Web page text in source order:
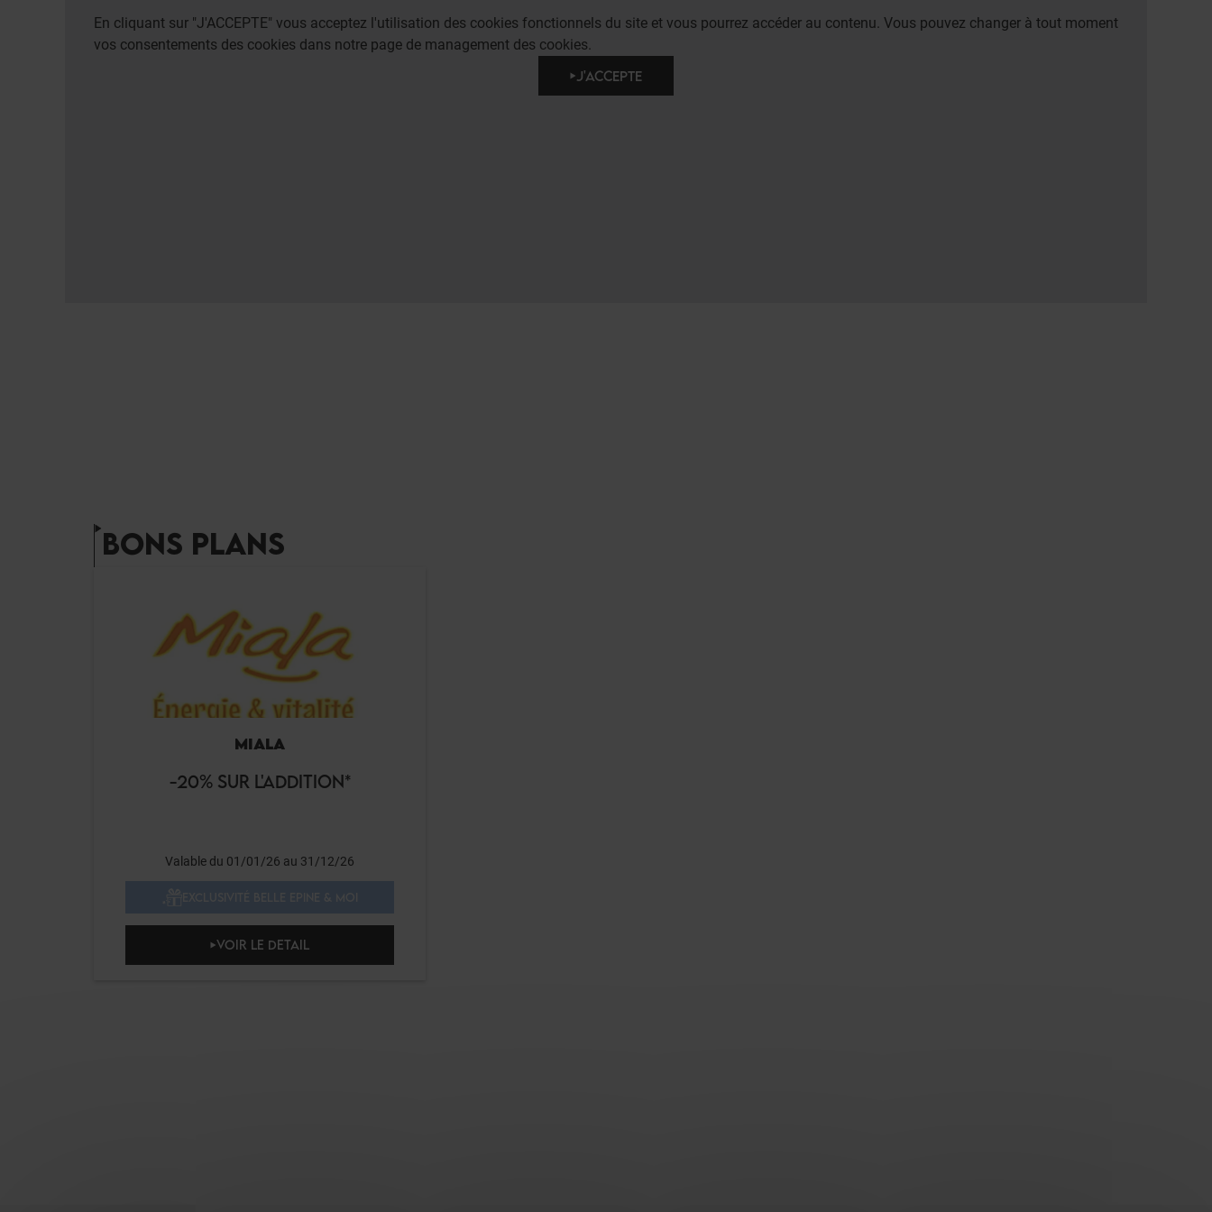
En cliquant sur "J'ACCEPTE" vous acceptez l'utilisation des cookies fonctionnels du site et vous pourrez accéder au contenu. Vous pouvez changer à tout moment
vos consentements des cookies dans notre page de management des cookies.
J'ACCEPTE
BONS PLANS
MIALA
-20% SUR L'ADDITION*
Valable du 01/01/26 au 31/12/26
VOIR LE DETAIL